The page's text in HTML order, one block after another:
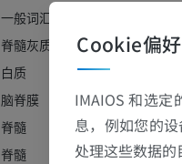
一般词汇
脊髓灰质
白质
脑脊膜
脊髓
脊髓
踝关节磁共振成像
MRI
优质会员
前足MRI
MRI
Cookie偏好
IMAIOS 和选
息，例如您的
处理这些数据